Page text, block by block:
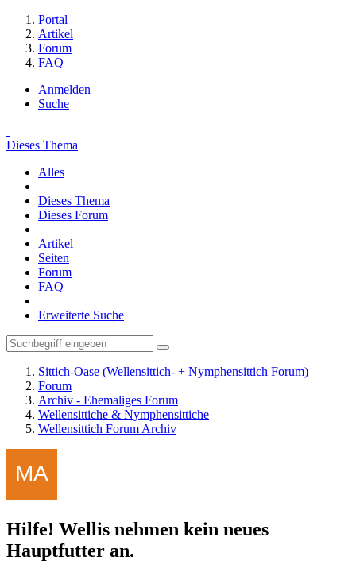
Portal
Artikel
Forum
FAQ
Anmelden
Suche
Dieses Thema
Alles
Dieses Thema
Dieses Forum
Artikel
Seiten
Forum
FAQ
Erweiterte Suche
Sittich-Oase (Wellensittich- + Nymphensittich Forum)
Forum
Archiv - Ehemaliges Forum
Wellensittiche & Nymphensittiche
Wellensittich Forum Archiv
Hilfe! Wellis nehmen kein neues
Hauptfutter an.